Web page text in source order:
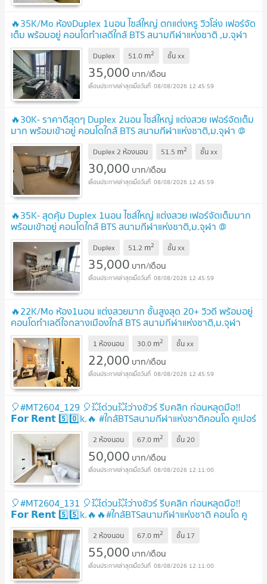
🔥35K/Mo ห้องDuplex 1นอน ไซส์ใหญ่ ตกแต่งหรู วิวโล่ง เฟอร์จัด
เต็ม พร้อมอยู่ คอนโดทำเลดีใกล้ BTS สนามกีฬาแห่งชาติ ,ม.จุฬา
@ Cooper Siam
Duplex 51.0 m2 ชั้นxx
35,000 บาท/เดือน
08/08/2026 12:45:59
🔥30K- ราคาดีสุดๆ Duplex 2นอน ไซส์ใหญ่ แต่งสวย เฟอร์จัดเต็ม
มาก พร้อมเข้าอยู่ คอนโดใกล้ BTS สนามกีฬาแห่งชาติ,ม.จุฬา @
Cooper Siam
Duplex 2 ห้องนอน 51.5 m2 ชั้นxx
30,000 บาท/เดือน
08/08/2026 12:45:59
🔥35K- สุดคุ้ม Duplex 1นอน ไซส์ใหญ่ แต่งสวย เฟอร์จัดเต็มมาก
พร้อมเข้าอยู่ คอนโดใกล้ BTS สนามกีฬาแห่งชาติ,ม.จุฬา @
Cooper Siam
Duplex 51.2 m2 ชั้นxx
35,000 บาท/เดือน
08/08/2026 12:45:59
🔥22K/Mo ห้อง1นอน แต่งสวยมาก ชั้นสูงสุด 20+ วิวดี พร้อมอยู่
คอนโดทำเลดีใจกลางเมืองใกล้ BTS สนามกีฬาแห่งชาติ,ม.จุฬา
,สาธิตจุฬา @ Cooper Siam
1 ห้องนอน 30.0 m2 ชั้นxx
22,000 บาท/เดือน
08/08/2026 12:45:59
🎈#MT2604_129 🎈💥ด่วน💥ว่างชัวร์ รีบคลิก ก่อนหลุดมือ‼️
𝗙𝗼𝗿 𝗥𝗲𝗻𝘁 5️⃣0️⃣k.🔥 #ใกล้BTSสนามกีฬาแห่งชาติคอนโด คูเปอร์
สยาม
2 ห้องนอน 67.0 m2 ชั้น20
50,000 บาท/เดือน
08/08/2026 12:11:00
🎈#MT2604_131 🎈💥ด่วน💥ว่างชัวร์ รีบคลิก ก่อนหลุดมือ‼️
𝗙𝗼𝗿 𝗥𝗲𝗻𝘁 5️⃣5️⃣k.🔥🔥#ใกล้BTSสนามกีฬาแห่งชาติ คอนโด คู
เปอร์สยาม
2 ห้องนอน 67.0 m2 ชั้น 17
55,000 บาท/เดือน
08/08/2026 12:11:00